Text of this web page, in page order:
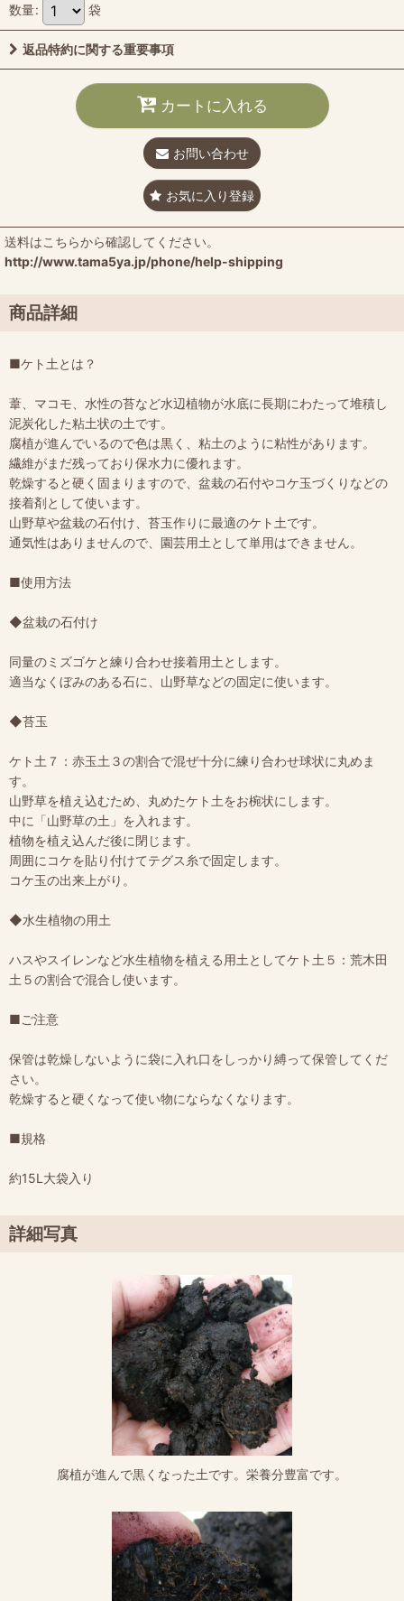
数量: 袋
返品特約に関する重要事項
カートに入れる
お問い合わせ
お気に入り登録
送料はこちらから確認してください。
http://www.tama5ya.jp/phone/help-shipping
商品詳細
■ケト土とは？
葦、マコモ、水性の苔など水辺植物が水底に長期にわたって堆積し
泥炭化した粘土状の土です。
腐植が進んでいるので色は黒く、粘土のように粘性があります。
繊維がまだ残っており保水力に優れます。
乾燥すると硬く固まりますので、盆栽の石付やコケ玉づくりなどの
接着剤として使います。
山野草や盆栽の石付け、苔玉作りに最適のケト土です。
通気性はありませんので、園芸用土として単用はできません。
■使用方法
◆盆栽の石付け
同量のミズゴケと練り合わせ接着用土とします。
適当なくぼみのある石に、山野草などの固定に使います。
◆苔玉
ケト土７：赤玉土３の割合で混ぜ十分に練り合わせ球状に丸めま
す。
山野草を植え込むため、丸めたケト土をお椀状にします。
中に「山野草の土」を入れます。
植物を植え込んだ後に閉じます。
周囲にコケを貼り付けてテグス糸で固定します。
コケ玉の出来上がり。
◆水生植物の用土
ハスやスイレンなど水生植物を植える用土としてケト土５：荒木田
土５の割合で混合し使います。
■ご注意
保管は乾燥しないように袋に入れ口をしっかり縛って保管してくだ
さい。
乾燥すると硬くなって使い物にならなくなります。
■規格
約15L大袋入り
詳細写真
腐植が進んで黒くなった土です。栄養分豊富です。